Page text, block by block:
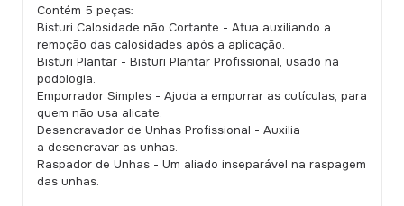
Contém 5 peças:
Bisturi Calosidade não Cortante - Atua auxiliando a
remoção das calosidades após a aplicação.
Bisturi Plantar - Bisturi Plantar Profissional, usado na
podologia.
Empurrador Simples - Ajuda a empurrar as cutículas, para
quem não usa alicate.
Desencravador de Unhas Profissional - Auxilia
a desencravar as unhas.
Raspador de Unhas - Um aliado inseparável na raspagem
das unhas.